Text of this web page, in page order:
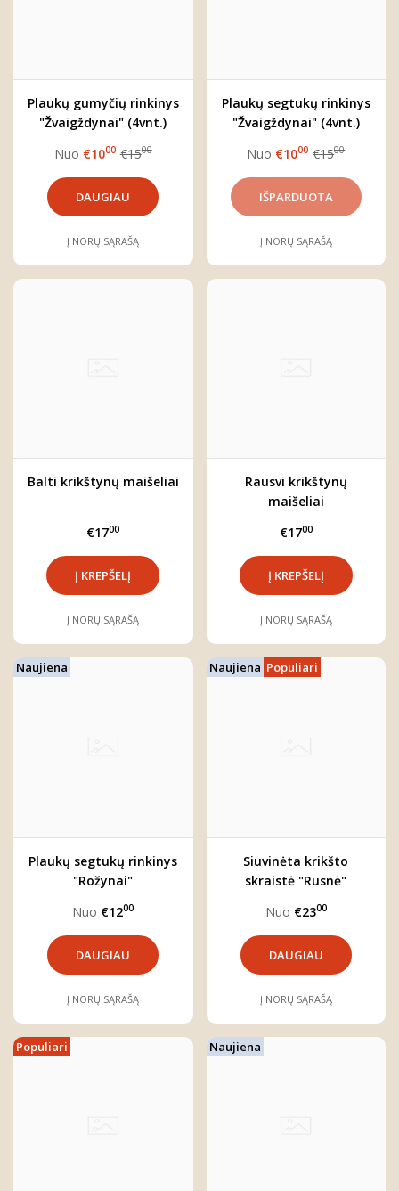
Plaukų gumyčių rinkinys
"Žvaigždynai" (4vnt.)
Nuo €1000 €1500
DAUGIAU
Į NORŲ SĄRAŠĄ
Plaukų segtukų rinkinys
"Žvaigždynai" (4vnt.)
Nuo €1000 €1500
Į NORŲ SĄRAŠĄ
Balti krikštynų maišeliai
€1700
Į NORŲ SĄRAŠĄ
Rausvi krikštynų
maišeliai
€1700
Į NORŲ SĄRAŠĄ
Naujiena
Plaukų segtukų rinkinys
"Rožynai"
Nuo €1200
DAUGIAU
Į NORŲ SĄRAŠĄ
Naujiena Populiari
Siuvinėta krikšto
skraistė "Rusnė"
Nuo €2300
DAUGIAU
Į NORŲ SĄRAŠĄ
Populiari Naujiena